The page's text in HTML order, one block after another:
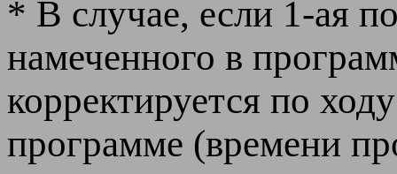
* В случае, если 1-ая
намеченного в
корректируется по
программе (времени